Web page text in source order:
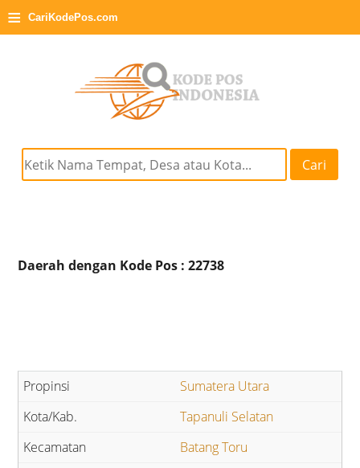
≡ CariKodePos.com
Cari
Daerah dengan Kode Pos : 22738
Sumatera Utara
Tapanuli Selatan
Batang Toru